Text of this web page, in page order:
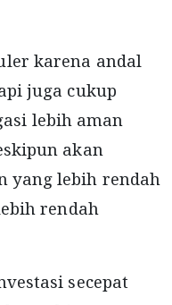
karena andal
juga cukup
lebih aman
akan
yang lebih rendah
rendah
secepat